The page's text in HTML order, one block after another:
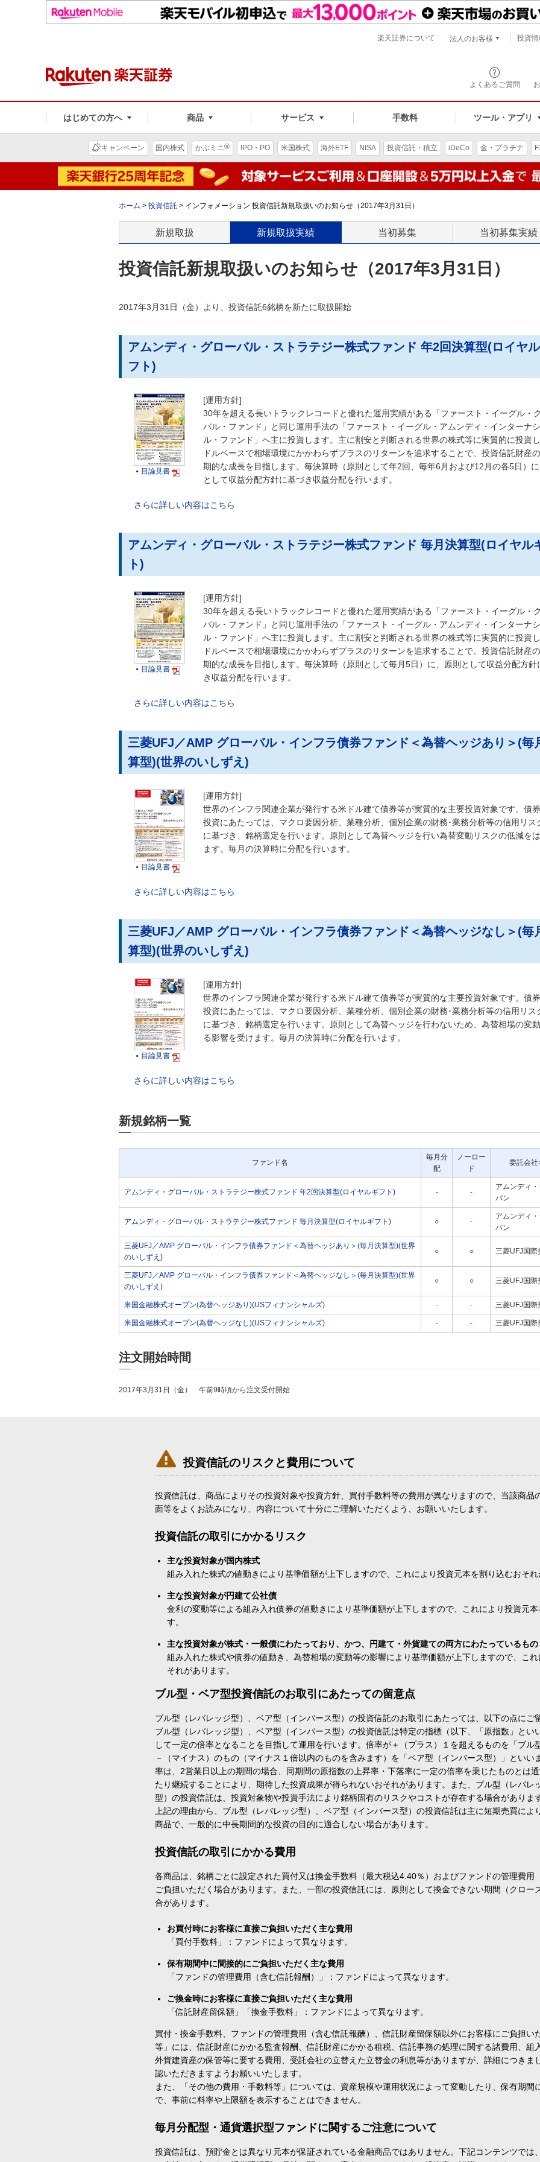
よくあるご質問
はじめての方へ 商品 サービス 手数料 ツール・アプリ
楽天証券について 法人のお客様 投資
キャンペーン 国内株式 かぶミニ® IPO・PO 米国株式 海外ETF NISA 投資信託・積立 iDeCo 金・プラチナ
ホーム > 投資信託 > インフォメーション 投資信託新規取扱いのお知らせ（2017年3月31日）
新規取扱 新規取扱実績 当初募集 当初募集実績
投資信託新規取扱いのお知らせ（2017年3月31日）
2017年3月31日（金）より、投資信託6銘柄を新たに取扱開始
アムンディ・グローバル・ストラテジー株式ファンド 年2回決算型(ロイヤ
フト)
 目論見書
[運用方針]
30年を超える長いトラックレコードと優れた運用実績がある「ファースト・イーグル・
バル・ファンド」と同じ運用手法の「ファースト・イーグル・アムンディ・インターナ
ル・ファンド」へ主に投資します。主に割安と判断される世界の株式等に実質的に投資
ドルベースで相場環境にかかわらずプラスのリターンを追求することで、投資信託財産
期的な成長を目指します。毎決算時（原則として年2回、毎年6月および12月の各5日）に
として収益分配方針に基づき収益分配を行います。
さらに詳しい内容はこちら
アムンディ・グローバル・ストラテジー株式ファンド 毎月決算型(ロイヤル
ト)
 目論見書
[運用方針]
30年を超える長いトラックレコードと優れた運用実績がある「ファースト・イーグル・
バル・ファンド」と同じ運用手法の「ファースト・イーグル・アムンディ・インターナ
ル・ファンド」へ主に投資します。主に割安と判断される世界の株式等に実質的に投資
ドルベースで相場環境にかかわらずプラスのリターンを追求することで、投資信託財産
期的な成長を目指します。毎決算時（原則として毎月5日）に、原則として収益分配方針
き収益分配を行います。
さらに詳しい内容はこちら
三菱UFJ／AMP グローバル・インフラ債券ファンド＜為替ヘッジあり＞(毎
算型)(世界のいしずえ)
 目論見書
[運用方針]
世界のインフラ関連企業が発行する米ドル建て債券等が実質的な主要投資対象です。債
投資にあたっては、マクロ要因分析、業種分析、個別企業の財務･業務分析等の信用リス
に基づき、銘柄選定を行います。原則として為替ヘッジを行い為替変動リスクの低減を
ます。毎月の決算時に分配を行います。
さらに詳しい内容はこちら
三菱UFJ／AMP グローバル・インフラ債券ファンド＜為替ヘッジなし＞(毎
算型)(世界のいしずえ)
 目論見書
[運用方針]
世界のインフラ関連企業が発行する米ドル建て債券等が実質的な主要投資対象です。債
投資にあたっては、マクロ要因分析、業種分析、個別企業の財務･業務分析等の信用リス
に基づき、銘柄選定を行います。原則として為替ヘッジを行わないため、為替相場の変
る影響を受けます。毎月の決算時に分配を行います。
さらに詳しい内容はこちら
新規銘柄一覧
ファンド名
毎月分
配
ノーロー
ド
委託会社
アムンディ・グローバル・ストラテジー株式ファンド 年2回決算型(ロイヤルギフト) - -
アムンディ・
パン
アムンディ・グローバル・ストラテジー株式ファンド 毎月決算型(ロイヤルギフト) ○ -
アムンディ・
パン
三菱UFJ／AMP グローバル・インフラ債券ファンド＜為替ヘッジあり＞(毎月決算型)(世界
のいしずえ)
○ ○ 三菱UFJ国際
三菱UFJ／AMP グローバル・インフラ債券ファンド＜為替ヘッジなし＞(毎月決算型)(世界
のいしずえ)
○ ○ 三菱UFJ国際
米国金融株式オープン(為替ヘッジあり)(USフィナンシャルズ) - - 三菱UFJ国際
米国金融株式オープン(為替ヘッジなし)(USフィナンシャルズ) - - 三菱UFJ国際
注文開始時間
2017年3月31日（金） 午前9時頃から注文受付開始
 投資信託のリスクと費用について
投資信託は、商品によりその投資対象や投資方針、買付手数料等の費用が異なりますので、当該商品
面等をよくお読みになり、内容について十分にご理解いただくよう、お願いいたします。
投資信託の取引にかかるリスク
主な投資対象が国内株式
組み入れた株式の値動きにより基準価額が上下しますので、これにより投資元本を割り込むおそれ
主な投資対象が円建て公社債
金利の変動等による組み入れ債券の値動きにより基準価額が上下しますので、これにより投資元
す。
主な投資対象が株式・一般債にわたっており、かつ、円建て・外貨建ての両方にわたっているもの
組み入れた株式や債券の値動き、為替相場の変動等の影響により基準価額が上下しますので、こ
それがあります。
ブル型・ベア型投資信託のお取引にあたっての留意点
ブル型（レバレッジ型）、ベア型（インバース型）の投資信託のお取引にあたっては、以下の点にご
ブル型（レバレッジ型）、ベア型（インバース型）の投資信託は特定の指標（以下、「原指数」とい
して一定の倍率となることを目指して運用を行います。倍率が＋（プラス）１を超えるものを「ブル
－（マイナス）のもの（マイナス１倍以内のものを含みます）を「ベア型（インバース型）」といい
率は、2営業日以上の期間の場合、同期間の原指数の上昇率・下落率に一定の倍率を乗じたものとは
たり継続することにより、期待した投資成果が得られないおそれがあります。また、ブル型（レバレ
型）の投資信託は、投資対象物や投資手法により銘柄固有のリスクやコストが存在する場合があります
上記の理由から、ブル型（レバレッジ型）、ベア型（インバース型）の投資信託は主に短期売買によ
商品で、一般的に中長期間的な投資の目的に適合しない場合があります。
投資信託の取引にかかる費用
各商品は、銘柄ごとに設定された買付又は換金手数料（最大税込4.40％）およびファンドの管理費用
ご負担いただく場合があります。また、一部の投資信託には、原則として換金できない期間（クロー
合があります。
お買付時にお客様に直接ご負担いただく主な費用
「買付手数料」：ファンドによって異なります。
保有期間中に間接的にご負担いただく主な費用
「ファンドの管理費用（含む信託報酬）」：ファンドによって異なります。
ご換金時にお客様に直接ご負担いただく主な費用
「信託財産留保額」「換金手数料」：ファンドによって異なります。
買付・換金手数料、ファンドの管理費用（含む信託報酬）、信託財産留保額以外にお客様にご負担い
等」には、信託財産にかかる監査報酬、信託財産にかかる租税、信託事務の処理に関する諸費用、組
外貨建資産の保管等に要する費用、受託会社の立替えた立替金の利息等がありますが、詳細につきま
認いただきますようお願いいたします。
また、「その他の費用・手数料等」については、資産規模や運用状況によって変動したり、保有期間
で、事前に料率や上限額を表示することはできません。
毎月分配型・通貨選択型ファンドに関するご注意について
投資信託は、預貯金とは異なり元本が保証されている金融商品ではありません。下記コンテンツでは